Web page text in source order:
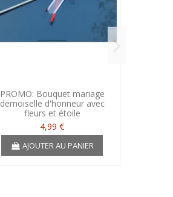
PROMO: Bouquet mariage
demoiselle d'honneur avec
fleurs et étoile
4,99 €
AJOUTER AU PANIER